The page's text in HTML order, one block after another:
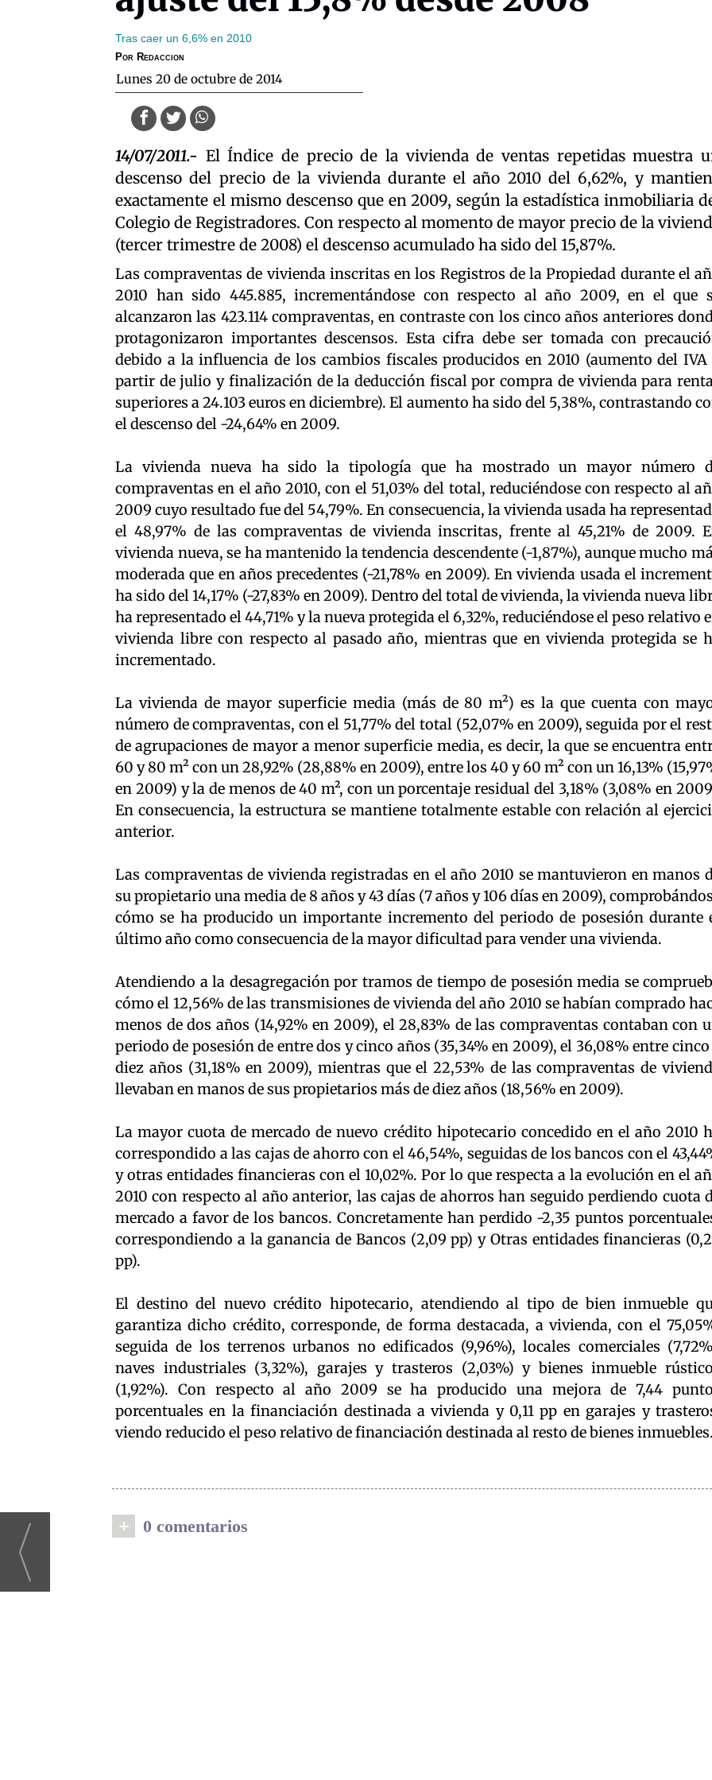
Tras caer un 6,6% en 2010
Por Redaccion
lunes 20 de octubre de 2014
14/07/2011.- El Índice de precio de la vivienda de ventas repetidas muestra
descenso del precio de la vivienda durante el año 2010 del 6,62%, y
exactamente el mismo descenso que en 2009, según la estadística inmobiliaria
Colegio de Registradores. Con respecto al momento de mayor precio de la
(tercer trimestre de 2008) el descenso acumulado ha sido del 15,87%.
Las compraventas de vivienda inscritas en los Registros de la Propiedad durante el
2010 han sido 445.885, incrementándose con respecto al año 2009, en el que
alcanzaron las 423.114 compraventas, en contraste con los cinco años anteriores
protagonizaron importantes descensos. Esta cifra debe ser tomada con
debido a la influencia de los cambios fiscales producidos en 2010 (aumento del IVA
partir de julio y finalización de la deducción fiscal por compra de vivienda para
superiores a 24.103 euros en diciembre). El aumento ha sido del 5,38%, contrastando
el descenso del -24,64% en 2009.
La vivienda nueva ha sido la tipología que ha mostrado un mayor número
compraventas en el año 2010, con el 51,03% del total, reduciéndose con respecto al
2009 cuyo resultado fue del 54,79%. En consecuencia, la vivienda usada ha
el 48,97% de las compraventas de vivienda inscritas, frente al 45,21% de 2009.
vivienda nueva, se ha mantenido la tendencia descendente (-1,87%), aunque mucho
moderada que en años precedentes (-21,78% en 2009). En vivienda usada el
ha sido del 14,17% (-27,83% en 2009). Dentro del total de vivienda, la vivienda nueva
ha representado el 44,71% y la nueva protegida el 6,32%, reduciéndose el peso relativo
vivienda libre con respecto al pasado año, mientras que en vivienda protegida se
incrementado.
La vivienda de mayor superficie media (más de 80 m²) es la que cuenta con
número de compraventas, con el 51,77% del total (52,07% en 2009), seguida por el
de agrupaciones de mayor a menor superficie media, es decir, la que se encuentra
60 y 80 m² con un 28,92% (28,88% en 2009), entre los 40 y 60 m² con un 16,13%
en 2009) y la de menos de 40 m², con un porcentaje residual del 3,18% (3,08% en
En consecuencia, la estructura se mantiene totalmente estable con relación al
anterior.
Las compraventas de vivienda registradas en el año 2010 se mantuvieron en manos
su propietario una media de 8 años y 43 días (7 años y 106 días en 2009),
cómo se ha producido un importante incremento del periodo de posesión durante
último año como consecuencia de la mayor dificultad para vender una vivienda.
Atendiendo a la desagregación por tramos de tiempo de posesión media se
cómo el 12,56% de las transmisiones de vivienda del año 2010 se habían comprado
menos de dos años (14,92% en 2009), el 28,83% de las compraventas contaban con
periodo de posesión de entre dos y cinco años (35,34% en 2009), el 36,08% entre
diez años (31,18% en 2009), mientras que el 22,53% de las compraventas de
llevaban en manos de sus propietarios más de diez años (18,56% en 2009).
La mayor cuota de mercado de nuevo crédito hipotecario concedido en el año 2010
correspondido a las cajas de ahorro con el 46,54%, seguidas de los bancos con el
y otras entidades financieras con el 10,02%. Por lo que respecta a la evolución en el
2010 con respecto al año anterior, las cajas de ahorros han seguido perdiendo cuota
mercado a favor de los bancos. Concretamente han perdido -2,35 puntos
correspondiendo a la ganancia de Bancos (2,09 pp) y Otras entidades financieras
pp).
El destino del nuevo crédito hipotecario, atendiendo al tipo de bien inmueble
garantiza dicho crédito, corresponde, de forma destacada, a vivienda, con el
seguida de los terrenos urbanos no edificados (9,96%), locales comerciales
naves industriales (3,32%), garajes y trasteros (2,03%) y bienes inmueble
(1,92%). Con respecto al año 2009 se ha producido una mejora de 7,44
porcentuales en la financiación destinada a vivienda y 0,11 pp en garajes y
viendo reducido el peso relativo de financiación destinada al resto de bienes
+ 0 comentarios